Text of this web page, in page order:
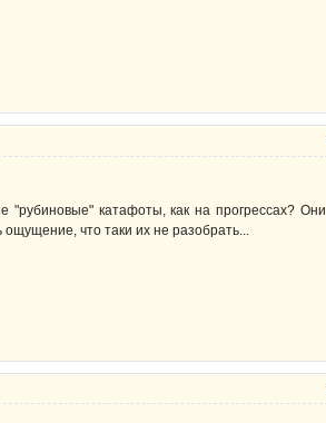
"рубиновые" катафоты, как на прогрессах? Они
что таки их не разобрать...